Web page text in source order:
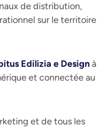
de distribution,
sur le territoire
Edilizia e Designà
et connectée au
et de tous les